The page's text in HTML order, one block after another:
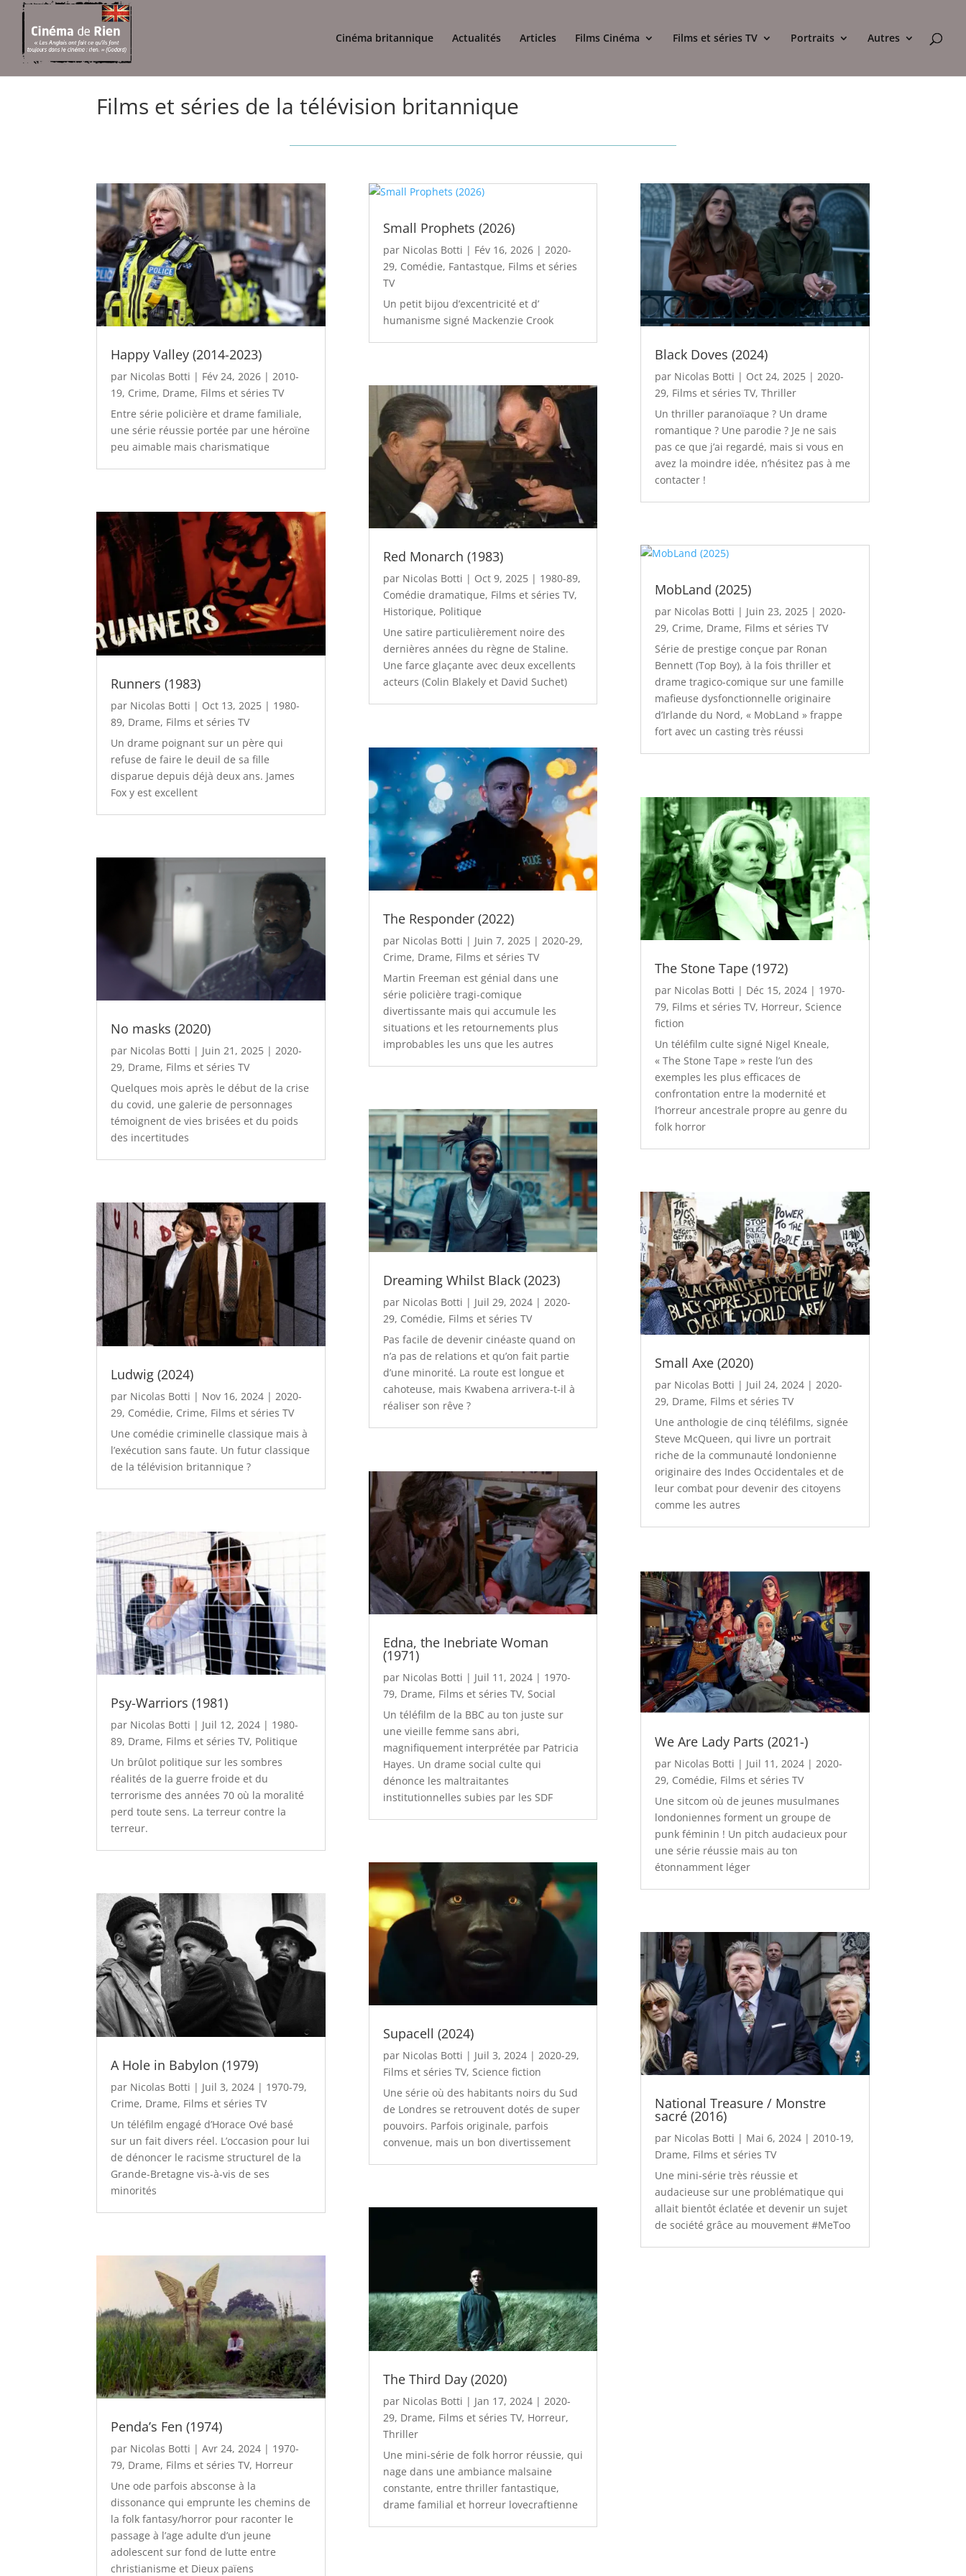
Cinéma britannique Actualités Articles Films Cinéma Films et séries TV Portraits Autres
Films et séries de la télévision britannique
Happy Valley (2014-2023)
par Nicolas Botti | Fév 24, 2026 |2010-
19, Crime, Drame, Films et séries TV
Entre série policière et drame familiale,
une série réussie portée par une héroïne
peu aimable mais charismatique
Runners (1983)
par Nicolas Botti | Oct 13, 2025 | 1980-
89, Drame, Films et séries TV
Un drame poignant sur un père qui
refuse de faire le deuil de sa fille
disparue depuis déjà deux ans. James
Fox y est excellent
No masks (2020)
par Nicolas Botti | Juin 21, 2025 |2020-
29, Drame, Films et séries TV
Quelques mois après le début de la crise
du covid, une galerie de personnages
témoignent de vies brisées et du poids
des incertitudes
Ludwig (2024)
par Nicolas Botti | Nov 16, 2024 | 2020-
29, Comédie, Crime, Films et séries TV
Une comédie criminelle classique mais à
l’exécution sans faute. Un futur classique
de la télévision britannique ?
Psy-Warriors (1981)
par Nicolas Botti | Juil 12, 2024 | 1980-
89, Drame, Films et séries TV, Politique
Un brûlot politique sur les sombres
réalités de la guerre froide et du
terrorisme des années 70 où la moralité
perd toute sens. La terreur contre la
terreur.
A Hole in Babylon (1979)
par Nicolas Botti | Juil 3, 2024 | 1970-79,
Crime, Drame, Films et séries TV
Un téléfilm engagé d’Horace Ové basé
sur un fait divers réel. L’occasion pour lui
de dénoncer le racisme structurel de la
Grande-Bretagne vis-à-vis de ses
minorités
Penda’s Fen (1974)
par Nicolas Botti |Avr 24, 2024 | 1970-
79, Drame, Films et séries TV, Horreur
Une ode parfois absconse à la
dissonance qui emprunte les chemins de
la folk fantasy/horror pour raconter le
passage à l’age adulte d’un jeune
adolescent sur fond de lutte entre
christianisme et Dieux païens
Small Prophets (2026)
par Nicolas Botti | Fév 16, 2026| 2020-
29, Comédie, Fantastque, Films et séries
TV
Un petit bijou d’excentricité et d’
humanisme signé Mackenzie Crook
Red Monarch (1983)
par Nicolas Botti | Oct 9, 2025| 1980-89,
Comédie dramatique, Films et séries TV,
Historique, Politique
Une satire particulièrement noire des
dernières années du règne de Staline.
Une farce glaçante avec deux excellents
acteurs (Colin Blakely et David Suchet)
The Responder (2022)
par Nicolas Botti | Juin 7, 2025| 2020-29,
Crime, Drame, Films et séries TV
Martin Freeman est génial dans une
série policière tragi-comique
divertissante mais qui accumule les
situations et les retournements plus
improbables les uns que les autres
Dreaming Whilst Black (2023)
par Nicolas Botti | Juil 29, 2024| 2020-
29, Comédie, Films et séries TV
Pas facile de devenir cinéaste quand on
n’a pas de relations et qu’on fait partie
d’une minorité. La route est longue et
cahoteuse, mais Kwabena arrivera-t-il à
réaliser son rêve ?
Edna, the Inebriate Woman
(1971)
par Nicolas Botti | Juil 11, 2024| 1970-
79, Drame, Films et séries TV, Social
Un téléfilm de la BBC au ton juste sur
une vieille femme sans abri,
magnifiquement interprétée par Patricia
Hayes. Un drame social culte qui
dénonce les maltraitantes
institutionnelles subies par les SDF
Supacell (2024)
par Nicolas Botti | Juil 3, 2024| 2020-29,
Films et séries TV, Science fiction
Une série où des habitants noirs du Sud
de Londres se retrouvent dotés de super
pouvoirs. Parfois originale, parfois
convenue, mais un bon divertissement
The Third Day (2020)
par Nicolas Botti | Jan 17, 2024| 2020-
29, Drame, Films et séries TV, Horreur,
Thriller
Une mini-série de folk horror réussie, qui
nage dans une ambiance malsaine
constante, entre thriller fantastique,
drame familial et horreur lovecraftienne
Black Doves (2024)
par Nicolas Botti | Oct 24, 2025| 2020-
29, Films et séries TV, Thriller
Un thriller paranoïaque ? Un drame
romantique ? Une parodie ? Je ne sais
pas ce que j’ai regardé, mais si vous en
avez la moindre idée, n’hésitez pas à me
contacter !
MobLand (2025)
par Nicolas Botti | Juin 23, 2025| 2020-
29, Crime, Drame, Films et séries TV
Série de prestige conçue par Ronan
Bennett (Top Boy), à la fois thriller et
drame tragico-comique sur une famille
mafieuse dysfonctionnelle originaire
d’Irlande du Nord, « MobLand » frappe
fort avec un casting très réussi
The Stone Tape (1972)
par Nicolas Botti | Déc 15, 2024| 1970-
79, Films et séries TV, Horreur, Science
fiction
Un téléfilm culte signé Nigel Kneale,
« The Stone Tape » reste l’un des
exemples les plus efficaces de
confrontation entre la modernité et
l’horreur ancestrale propre au genre du
folk horror
Small Axe (2020)
par Nicolas Botti | Juil 24, 2024| 2020-
29, Drame, Films et séries TV
Une anthologie de cinq téléfilms, signée
Steve McQueen, qui livre un portrait
riche de la communauté londonienne
originaire des Indes Occidentales et de
leur combat pour devenir des citoyens
comme les autres
We Are Lady Parts (2021-)
par Nicolas Botti | Juil 11, 2024| 2020-
29, Comédie, Films et séries TV
Une sitcom où de jeunes musulmanes
londoniennes forment un groupe de
punk féminin ! Un pitch audacieux pour
une série réussie mais au ton
étonnamment léger
National Treasure / Monstre
sacré (2016)
par Nicolas Botti | Mai 6, 2024| 2010-19,
Drame, Films et séries TV
Une mini-série très réussie et
audacieuse sur une problématique qui
allait bientôt éclatée et devenir un sujet
de société grâce au mouvement #MeToo